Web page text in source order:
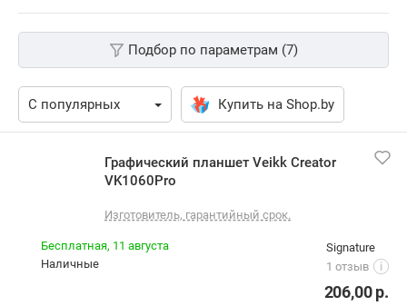
Подбор по параметрам (7)
Купить на Shop.by
Изготовитель, гарантийный срок.
Signature